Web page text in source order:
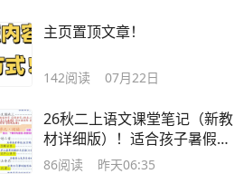
主页置顶文章！
142阅读 07月22日
26秋二上语文课堂笔记（新教
材详细版）！适合孩子暑假提
前预习！
86阅读 昨天06:35